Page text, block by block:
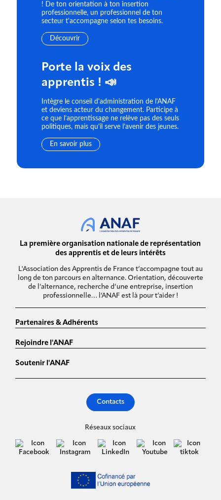
! De ton orientation à ton insertion
professionnelle, un professionnel de ton
secteur t'accompagne selon tes besoins.
Découvrir
Porte la voix des
apprentis ! 📣
Intègre le conseil d'administration de l'ANAF
et deviens acteur du changement. Participe à
ce que l’apprentissage ne relève pas des seuls
politiques, mais qu’il serve l’avenir des jeunes.
En savoir plus
La première organisation nationale de représentation
des apprentis et de leurs intérêts
L'Association des Apprentis de France t’accompagne tout au
long de ton parcours en alternance. Orientation, découverte
de l’alternance, recherche d’une entreprise, insertion
professionnelle… l’ANAF est là pour t’aider !
Partenaires & Adhérents
Rejoindre l'ANAF
Soutenir l'ANAF
Contacts
Réseaux sociaux